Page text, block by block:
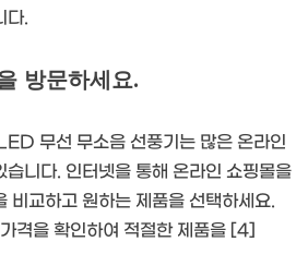
다.
방문하세요.
무선 무소음 선풍기는 많은 온라인
습니다. 인터넷을 통해 온라인 쇼핑몰을
비교하고 원하는 제품을 선택하세요.
격을 확인하여 적절한 제품을 [4]